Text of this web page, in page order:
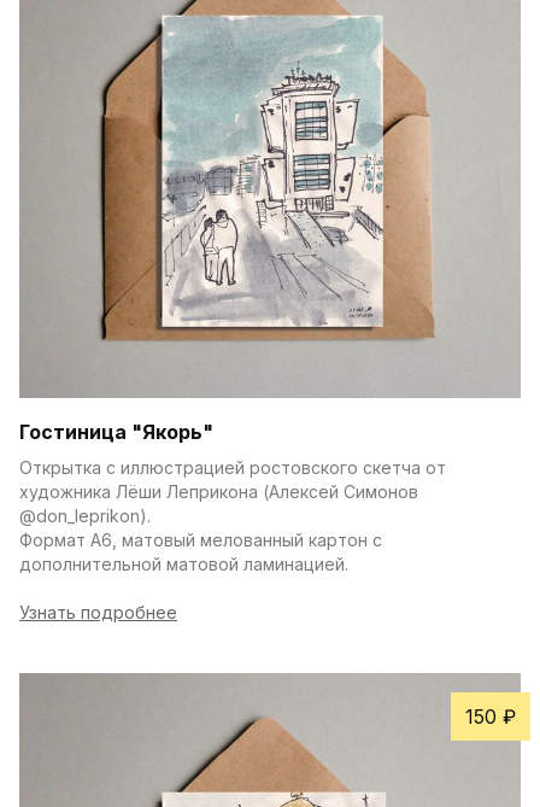
Гостиница "Якорь"
Открытка с иллюстрацией ростовского скетча от
художника Лёши Леприкона (Алексей Симонов
@don_leprikon).
Формат А6, матовый мелованный картон с
дополнительной матовой ламинацией.
Узнать подробнее
150 ₽